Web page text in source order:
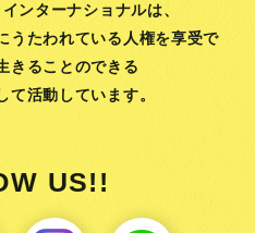
ンターナショナルは、
うたわれている人権を享受で
きることのできる
て活動しています。
US!!